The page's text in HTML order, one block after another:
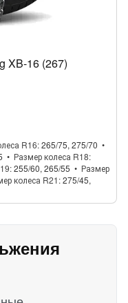
XB-16 (267)
R16 265/75, 275/70
Размер колеса R18
255/60, 265/55
Размер
колеса R21 275/45,